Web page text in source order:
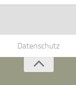
Datenschutz